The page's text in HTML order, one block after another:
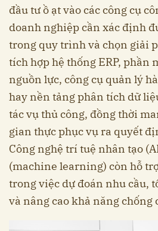
đầu tư ồ ạt vào các công cụ
doanh nghiệp cần xác định
trong quy trình và chọn giải
tích hợp hệ thống ERP, phần
nguồn lực, công cụ quản lý
hay nền tảng phân tích dữ
tác vụ thủ công, đồng thời
gian thực phục vụ ra quyết
Công nghệ trí tuệ nhân tạo
(machine learning) còn hỗ
trong việc dự đoán nhu cầu,
và nâng cao khả năng